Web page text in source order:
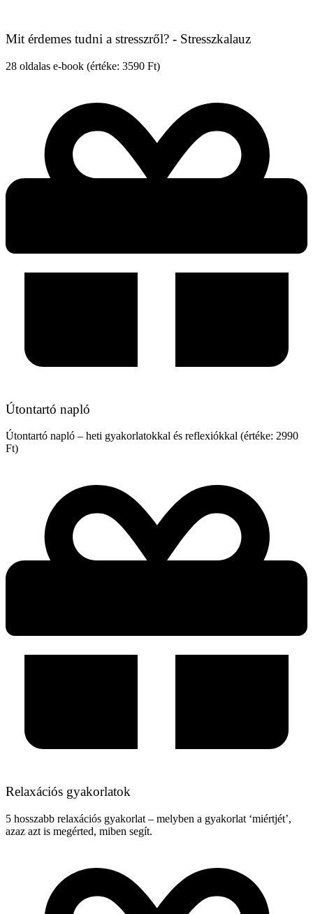
Mit érdemes tudni a stresszről? - Stresszkalauz
28 oldalas e-book (értéke: 3590 Ft)
Útontartó napló
Útontartó napló – heti gyakorlatokkal és reflexiókkal (értéke: 2990
Ft)
Relaxációs gyakorlatok
5 hosszabb relaxációs gyakorlat – melyben a gyakorlat ‘miértjét’,
azaz azt is megérted, miben segít.